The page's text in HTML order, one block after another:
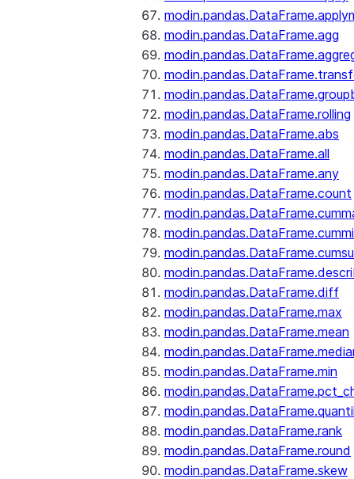
modin.pandas.DataFrame.agg
modin.pandas.DataFrame.rolling
modin.pandas.DataFrame.abs
modin.pandas.DataFrame.all
modin.pandas.DataFrame.any
modin.pandas.DataFrame.count
modin.pandas.DataFrame.diff
modin.pandas.DataFrame.max
modin.pandas.DataFrame.mean
modin.pandas.DataFrame.min
modin.pandas.DataFrame.rank
modin.pandas.DataFrame.round
modin.pandas.DataFrame.skew